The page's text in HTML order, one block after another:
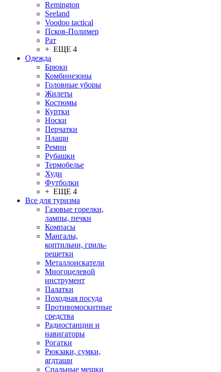
Remington
Seeland
Voodoo tactical
Псков-Полимер
Рат
+ ЕЩЕ 4
Одежда
Брюки
Комбинезоны
Головные уборы
Жилеты
Костюмы
Куртки
Носки
Перчатки
Плащи
Ремни
Рубашки
Термобелье
Худи
Футболки
+ ЕЩЕ 4
Все для туризма
Газовые горелки,
лампы, печки
Компасы
Мангалы,
коптильни, гриль-
решетки
Металлоискатели
Многоцелевой
инструмент
Палатки
Походная посуда
Противомоскитные
средства
Радиостанции и
навигаторы
Рогатки
Рюкзаки, сумки,
ягдташи
Спальные мешки